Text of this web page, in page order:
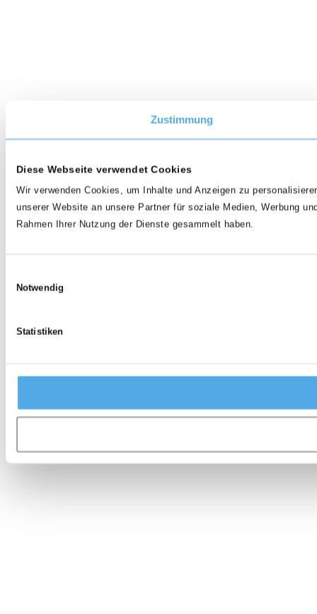
Zustimmung
Diese Webseite verwendet Cookies
Wir verwenden Cookies, um Inhalte und Anzeigen zu
unserer Website an unsere Partner für soziale Medien, Werbung
Rahmen Ihrer Nutzung der Dienste gesammelt haben.
Notwendig
Statistiken